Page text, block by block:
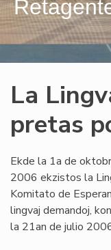
La
pretas
Ekde la 1a de
2006 ekzistos la
Komitato de
lingvaj demandoj,
la 21an de julio